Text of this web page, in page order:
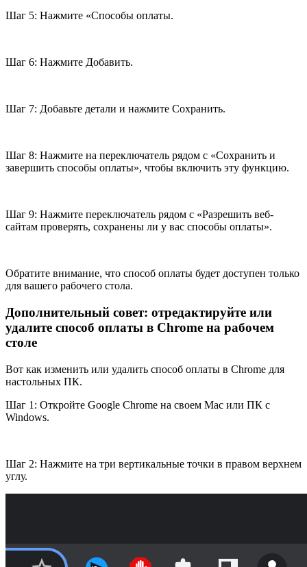
Шаг 5: Нажмите «Способы оплаты.
Шаг 6: Нажмите Добавить.
Шаг 7: Добавьте детали и нажмите Сохранить.
Шаг 8: Нажмите на переключатель рядом с «Сохранить и
завершить способы оплаты», чтобы включить эту функцию.
Шаг 9: Нажмите переключатель рядом с «Разрешить веб-
сайтам проверять, сохранены ли у вас способы оплаты».
Обратите внимание, что способ оплаты будет доступен только
для вашего рабочего стола.
Дополнительный совет: отредактируйте или
удалите способ оплаты в Chrome на рабочем
столе
Вот как изменить или удалить способ оплаты в Chrome для
настольных ПК.
Шаг 1: Откройте Google Chrome на своем Mac или ПК с
Windows.
Шаг 2: Нажмите на три вертикальные точки в правом верхнем
углу.